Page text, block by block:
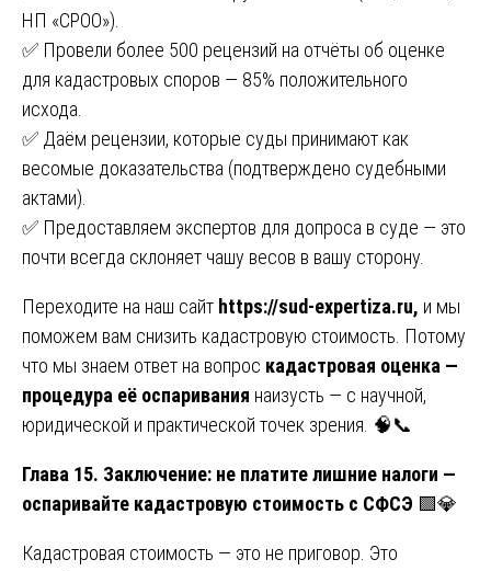
НП «СРОО»).
✅ Провели более 500 рецензий на отчёты об оценке
для кадастровых споров — 85% положительного
исхода.
✅ Даём рецензии, которые суды принимают как
весомые доказательства (подтверждено судебными
актами).
✅ Предоставляем экспертов для допроса в суде — это
почти всегда склоняет чашу весов в вашу сторону.
Переходите на наш сайт https://sud-expertiza.ru, и мы
поможем вам снизить кадастровую стоимость. Потому
что мы знаем ответ на вопрос кадастровая оценка —
процедура её оспаривания наизусть — с научной,
юридической и практической точек зрения. 🧠📞
Глава 15. Заключение: не платите лишние налоги —
оспаривайте кадастровую стоимость с СФСЭ 🟩💎
Кадастровая стоимость — это не приговор. Это